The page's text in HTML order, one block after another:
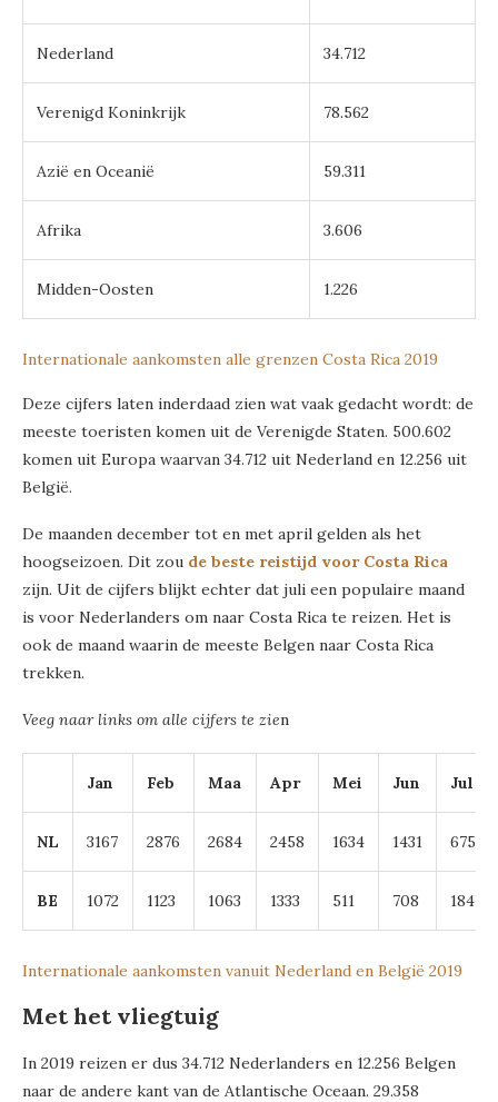
Nederland 34.712
Verenigd Koninkrijk 78.562
Azië en Oceanië 59.311
Afrika 3.606
Midden-Oosten 1.226
Internationale aankomsten alle grenzen Costa Rica 2019
Deze cijfers laten inderdaad zien wat vaak gedacht wordt: de
meeste toeristen komen uit de Verenigde Staten. 500.602
komen uit Europa waarvan 34.712 uit Nederland en 12.256 uit
België.
De maanden december tot en met april gelden als het
hoogseizoen. Dit zou de beste reistijd voor Costa Rica
zijn. Uit de cijfers blijkt echter dat juli een populaire maand
is voor Nederlanders om naar Costa Rica te reizen. Het is
ook de maand waarin de meeste Belgen naar Costa Rica
trekken.
Veeg naar links om alle cijfers te zien
Jan Feb Maa Apr Mei Jun Jul
NL 3167 2876 2684 2458 1634 1431 6754
BE 1072 1123 1063 1333 511 708 1845
Internationale aankomsten vanuit Nederland en België 2019
Met het vliegtuig
In 2019 reizen er dus 34.712 Nederlanders en 12.256 Belgen
naar de andere kant van de Atlantische Oceaan. 29.358